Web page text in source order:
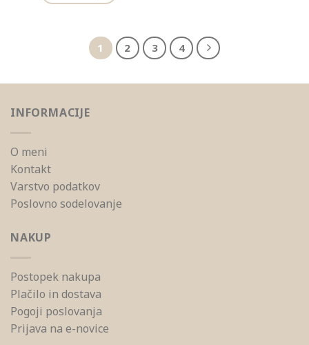
1 2 3 4
INFORMACIJE
O meni
Kontakt
Varstvo podatkov
Poslovno sodelovanje
NAKUP
Postopek nakupa
Plačilo in dostava
Pogoji poslovanja
Prijava na e-novice